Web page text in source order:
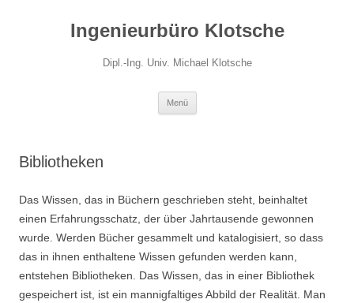
Ingenieurbüro Klotsche
Dipl.-Ing. Univ. Michael Klotsche
Menü
Bibliotheken
Das Wissen, das in Büchern geschrieben steht, beinhaltet
einen Erfahrungsschatz, der über Jahrtausende gewonnen
wurde. Werden Bücher gesammelt und katalogisiert, so dass
das in ihnen enthaltene Wissen gefunden werden kann,
entstehen Bibliotheken. Das Wissen, das in einer Bibliothek
gespeichert ist, ist ein mannigfaltiges Abbild der Realität. Man